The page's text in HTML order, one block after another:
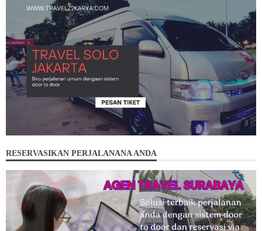
RESERVASIKAN PERJALANANA ANDA